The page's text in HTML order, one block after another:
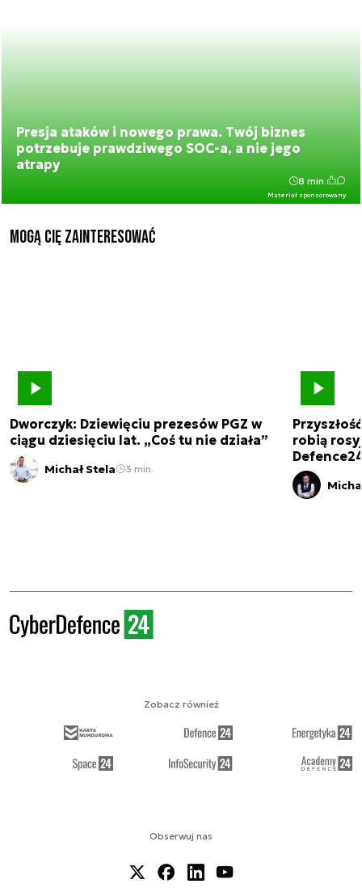
Presja ataków i nowego prawa. Twój biznes
potrzebuje prawdziwego SOC-a, a nie jego
atrapy
Materiał sponsorowany
8 min.
Mogą Cię zainteresować
Dworczyk: Dziewięciu prezesów PGZ w
ciągu dziesięciu lat. „Coś tu nie działa”
Michał Stela 3 min.
robią
Obserwuj nas
Zobacz również